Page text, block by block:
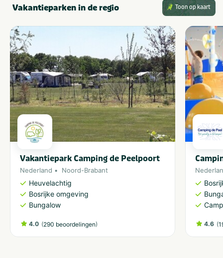
Vakantieparken in de regio Toon op kaart
Vakantiepark Camping de Peelpoort
Nederland Noord-Brabant
Heuvelachtig
Bosrijke omgeving
Bungalow
4.0 (290 beoordelingen) 4.6 (